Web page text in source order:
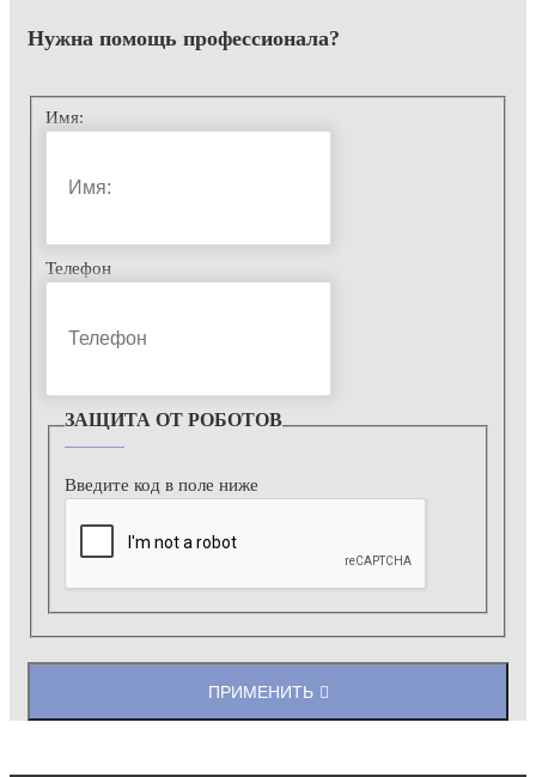
Нужна помощь профессионала?
Имя:
Телефон
ЗАЩИТА ОТ РОБОТОВ
Введите код в поле ниже
ПРИМЕНИТЬ